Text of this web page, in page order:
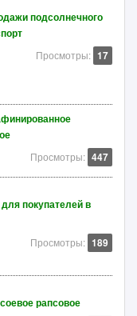
подсолнечного
Просмотры: 17
Просмотры: 447
покупателей в
Просмотры: 189
рапсовое